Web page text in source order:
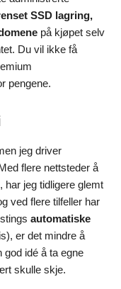
SSD lagring,
på kjøpet selv
Du vil ikke få
pengene.
jeg driver
flere nettsteder å
har jeg tidligere glemt
ved flere tilfeller har
automatiske
er det mindre å
god idé å ta egne
skulle skje.